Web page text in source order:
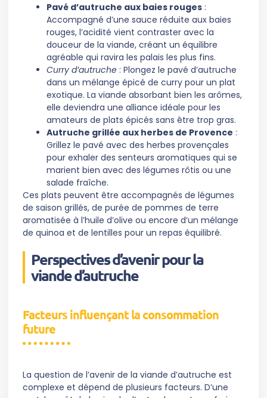
Pavé d’autruche aux baies rouges :
Accompagné d’une sauce réduite aux baies
rouges, l’acidité vient contraster avec la
douceur de la viande, créant un équilibre
agréable qui ravira les palais les plus fins.
Curry d’autruche : Plongez le pavé d’autruche
dans un mélange épicé de curry pour un plat
exotique. La viande absorbant bien les arômes,
elle deviendra une alliance idéale pour les
amateurs de plats épicés sans être trop gras.
Autruche grillée aux herbes de Provence :
Grillez le pavé avec des herbes provençales
pour exhaler des senteurs aromatiques qui se
marient bien avec des légumes rôtis ou une
salade fraîche.
Ces plats peuvent être accompagnés de légumes
de saison grillés, de purée de pommes de terre
aromatisée à l’huile d’olive ou encore d’un mélange
de quinoa et de lentilles pour un repas équilibré.
Perspectives d’avenir pour la
viande d’autruche
Facteurs influençant la consommation
future
La question de l’avenir de la viande d’autruche est
complexe et dépend de plusieurs facteurs. D’une